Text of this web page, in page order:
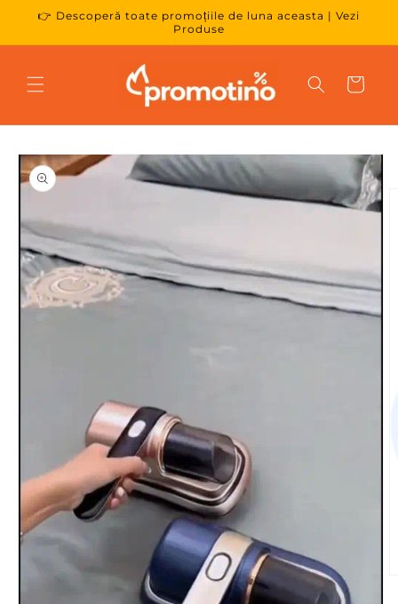
Salt la conținut
👉 Descoperă toate promoțiile de luna aceasta | Vezi
Produse
Coș
Salt la
informațiile
despre produs